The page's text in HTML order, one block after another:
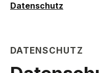
Datenschutz
DATENSCHUTZ